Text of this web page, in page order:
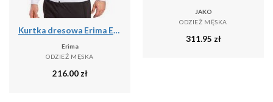
Kurtka dresowa Erima Essential Team
Erima
ODZIEŻ MĘSKA
216.00zł
JAKO
ODZIEŻ MĘSKA
311.95 zł